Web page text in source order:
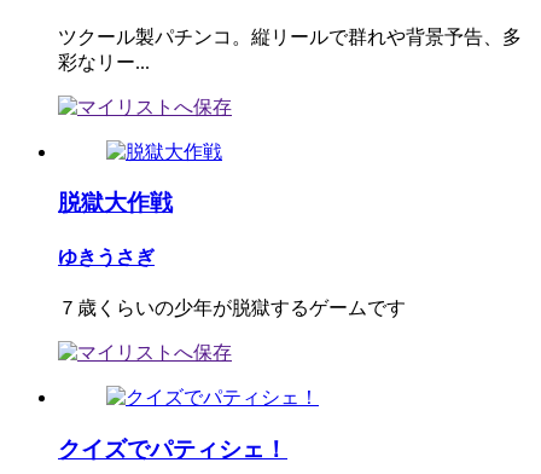
ツクール製パチンコ。縦リールで群れや背景予告、多
彩なリー...
脱獄大作戦
ゆきうさぎ
７歳くらいの少年が脱獄するゲームです
クイズでパティシェ！